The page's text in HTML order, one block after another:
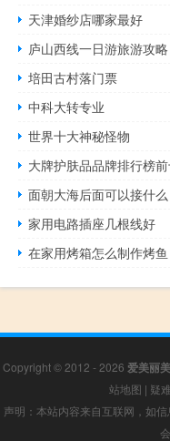
天津婚纱店哪家最好
庐山西线一日游旅游攻略
培田古村落门票
中科大转专业
世界十大神秘怪物
大牌护肤品品牌排行榜
面朝大海后面可以接什么
家用电路插座几根线好
在家用烤箱怎么制作烤鱼
Copyright © 2012 - 2026 爱美丽
站地图 | 疑
声明：本站内容来自互联网，如